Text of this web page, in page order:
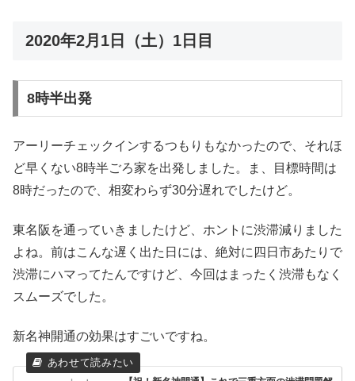
2020年2月1日（土）1日目
8時半出発
アーリーチェックインするつもりもなかったので、それほ
ど早くない8時半ごろ家を出発しました。ま、目標時間は
8時だったので、相変わらず30分遅れでしたけど。
東名阪を通っていきましたけど、ホントに渋滞減りました
よね。前はこんな遅く出た日には、絶対に四日市あたりで
渋滞にハマってたんですけど、今回はまったく渋滞もなく
スムーズでした。
新名神開通の効果はすごいですね。